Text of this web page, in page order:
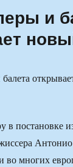
и
в постановке
во многих